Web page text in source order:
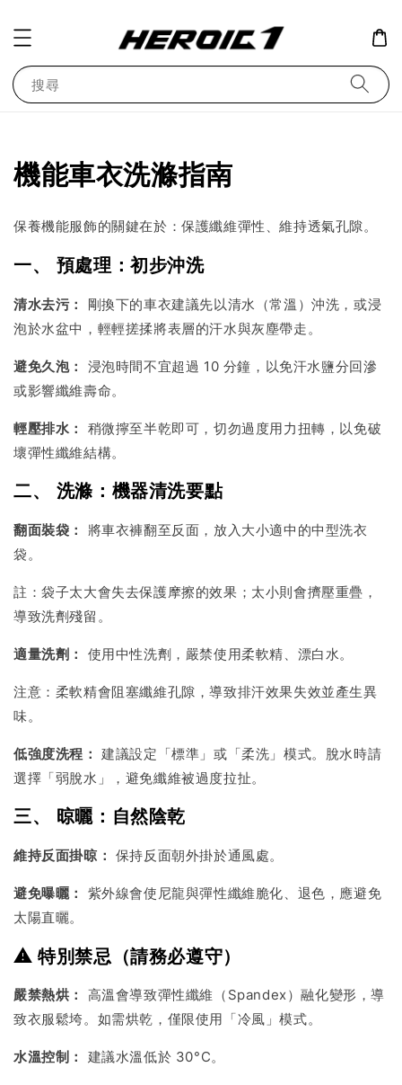
搜尋
機能車衣洗滌指南
保養機能服飾的關鍵在於：保護纖維彈性、維持透氣孔隙。
一、 預處理：初步沖洗
清水去污：
剛換下的車衣建議先以清水（常溫）沖洗，或浸
泡於水盆中，輕輕搓揉將表層的汗水與灰塵帶走。
避免久泡：
浸泡時間不宜超過 10 分鐘，以免汗水鹽分回滲
或影響纖維壽命。
輕壓排水：
稍微擰至半乾即可，切勿過度用力扭轉，以免破
壞彈性纖維結構。
二、 洗滌：機器清洗要點
翻面裝袋：
將車衣褲翻至反面，放入大小適中的中型洗衣
袋。
註：袋子太大會失去保護摩擦的效果；太小則會擠壓重疊，
導致洗劑殘留。
適量洗劑： 使用中性洗劑，嚴禁使用柔軟精、漂白水。
注意：柔軟精會阻塞纖維孔隙，導致排汗效果失效並產生異
味。
低強度洗程： 建議設定「標準」或「柔洗」模式。脫水時請
選擇「弱脫水」，避免纖維被過度拉扯。
三、 晾曬：自然陰乾
維持反面掛晾： 保持反面朝外掛於通風處。
避免曝曬：
紫外線會使尼龍與彈性纖維脆化、退色，應避免
太陽直曬。
⚠️ 特別禁忌（請務必遵守）
嚴禁熱烘：
高溫會導致彈性纖維（Spandex）融化變形，導
致衣服鬆垮。如需烘乾，僅限使用「冷風」模式。
水溫控制： 建議水溫低於 30°C。